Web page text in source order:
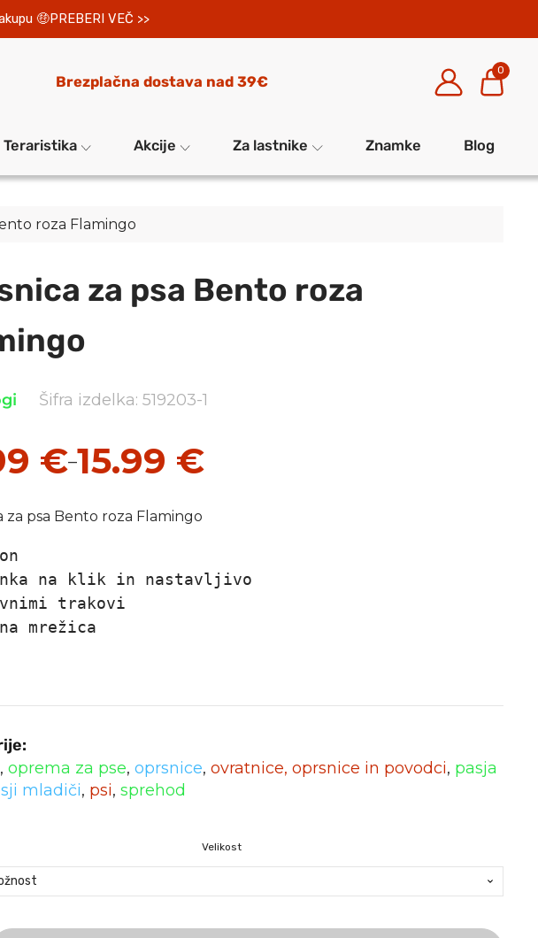
PREBERI VEČ >>
Brezplačna dostava nad 39€
0
Teraristika Akcije Za lastnike Znamke Blog
roza Flamingo
za psa Bento roza
Šifra izdelka: 519203-1
€–15.99 €
za psa Bento roza Flamingo
na klik in nastavljivo
trakovi
mrežica
, oprema za pse, oprsnice, ovratnice, oprsnice in povodci, pasja
mladiči, psi, sprehod
Velikost